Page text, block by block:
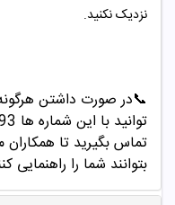
نزدیک نکنید.
📞در صورت داشتن
توانید با این شماره ها 02165389693
تماس بگیرید تا همکاران
بتوانند شما را راهنمایی